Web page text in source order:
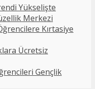
Yükselişte
Merkezi
Kırtasiye
Ücretsiz
Gençlik